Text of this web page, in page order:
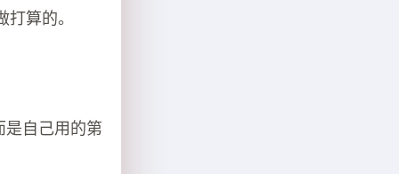
算的。
是自己用的第